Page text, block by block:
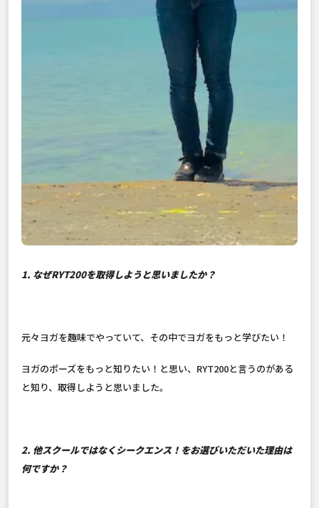
1. なぜRYT200を取得しようと思いましたか？
元々ヨガを趣味でやっていて、その中でヨガをもっと学びたい！
ヨガのポーズをもっと知りたい！と思い、RYT200と言うのがある
と知り、取得しようと思いました。
2. 他スクールではなくシークエンス！をお選びいただいた理由は
何ですか？